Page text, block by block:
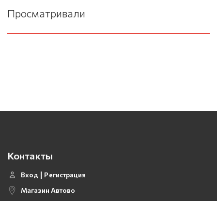
Просматривали
Контакты
Вход
Регистрация
Магазин Автово